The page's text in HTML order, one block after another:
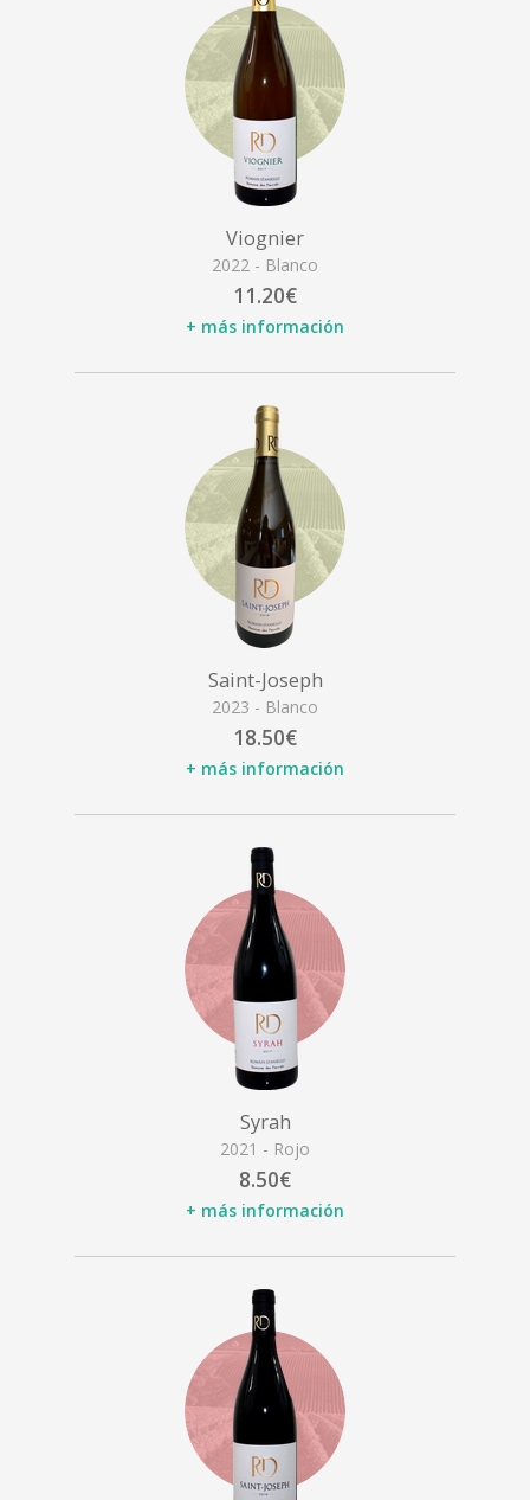
Viognier
2022 - Blanco
11.20€
+ más información
Saint-Joseph
2023 - Blanco
18.50€
+ más información
Syrah
2021 - Rojo
8.50€
+ más información